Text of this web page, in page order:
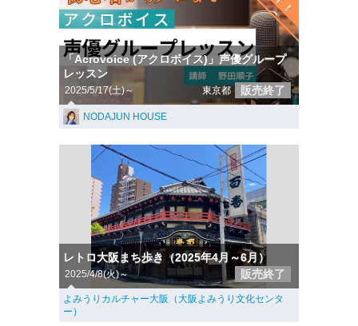
「Acrovoice (アクロボイス)」声優グループ
レッスン
2025/5/17(土)～ 東京都 販売終了
NODAJUN HOUSE
レトロ大阪まち歩き（2025年4月～6月）
2025/4/8(火)～ 販売終了
よみうりカルチャー大阪（大阪よみうり文化センタ
ー）